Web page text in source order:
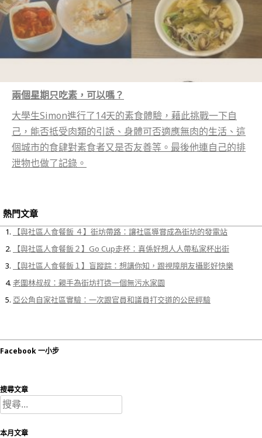
兩個星期只吃素，可以嗎？
大學生Simon進行了14天的素食體驗，藉此挑戰一下自
己，能否抵受肉類的引誘、身體可否適應無肉的生活、這
個城市的食肆對素食者又是否友善等。最後他連自己的排
泄物也做了記錄。
熱門文章
【與社區人食餐飯 ４】街坊帶路：讓社區導賞成為街坊的發電站
【與社區人食餐飯２】Go Cup走杯：真係好想人人帶私家杯出街
【與社區人食餐飯１】盲蹤踪：想講你知，跟視障朋友攝影好快樂
老圍林叔叔：親手為街坊打造一個無污水家園
亞公角自家社區實驗：一次跟官員和議員打交道的公民經驗
Facebook 一小步
搜尋文章
搜
尋
關
本月文章